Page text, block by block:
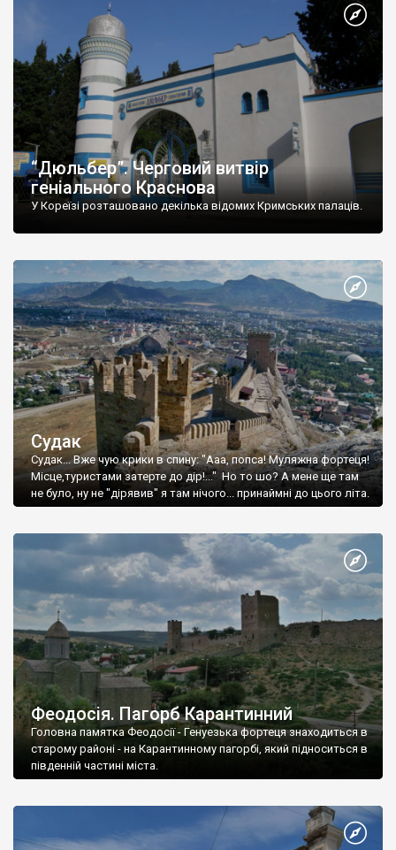
“Дюльбер”. Черговий витвір
геніального Краснова
У Кореїзі розташовано декілька відомих Кримських палаців.
Судак
Судак... Вже чую крики в спину: "Ааа, попса! Муляжна фортеця!
Місце,туристами затерте до дір!..." Но то шо? А мене ще там
не було, ну не "дірявив" я там нічого... принаймні до цього літа.
Феодосія. Пагорб Карантинний
Головна памятка Феодосії - Генуезька фортеця знаходиться в
старому районі - на Карантинному пагорбі, який підноситься в
південній частині міста.